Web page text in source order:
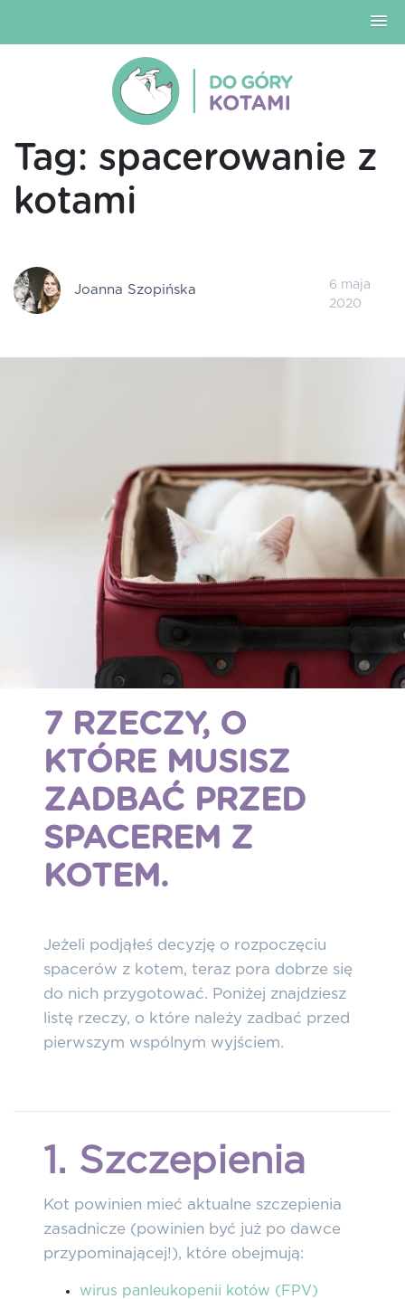
Tag: spacerowanie z
kotami
Joanna Szopińska
6 maja
2020
7 RZECZY, O
KTÓRE MUSISZ
ZADBAĆ PRZED
SPACEREM Z
KOTEM.
Jeżeli podjąłeś decyzję o rozpoczęciu
spacerów z kotem, teraz pora dobrze się
do nich przygotować. Poniżej znajdziesz
listę rzeczy, o które należy zadbać przed
pierwszym wspólnym wyjściem.
1. Szczepienia
Kot powinien mieć aktualne szczepienia
zasadnicze (powinien być już po dawce
przypominającej!), które obejmują:
wirus panleukopenii kotów (FPV)